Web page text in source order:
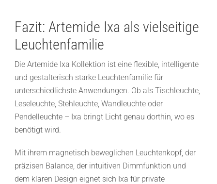
Fazit: Artemide Ixa als vielseitige
Leuchtenfamilie
Die Artemide Ixa Kollektion ist eine flexible, intelligente
und gestalterisch starke Leuchtenfamilie für
unterschiedlichste Anwendungen. Ob als Tischleuchte,
Leseleuchte, Stehleuchte, Wandleuchte oder
Pendelleuchte – Ixa bringt Licht genau dorthin, wo es
benötigt wird.
Mit ihrem magnetisch beweglichen Leuchtenkopf, der
präzisen Balance, der intuitiven Dimmfunktion und
dem klaren Design eignet sich Ixa für private